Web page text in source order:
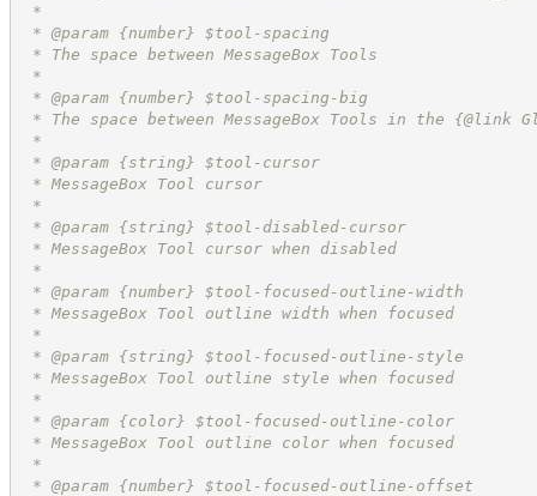
*
* @param {number} $tool-spacing
* The space between MessageBox Tools
*
* @param {number} $tool-spacing-big
* The space between MessageBox Tools in the {@link
*
* @param {string} $tool-cursor
* MessageBox Tool cursor
*
* @param {string} $tool-disabled-cursor
* MessageBox Tool cursor when disabled
*
* @param {number} $tool-focused-outline-width
* MessageBox Tool outline width when focused
*
* @param {string} $tool-focused-outline-style
* MessageBox Tool outline style when focused
*
* @param {color} $tool-focused-outline-color
* MessageBox Tool outline color when focused
*
* @param {number} $tool-focused-outline-offset